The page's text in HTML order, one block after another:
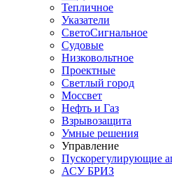
Тепличное
Указатели
СветоСигнальное
Судовые
Низковольтное
Проектные
Светлый город
Моссвет
Нефть и Газ
Взрывозащита
Умные решения
Управление
Пускорегулирующие
АСУ БРИЗ